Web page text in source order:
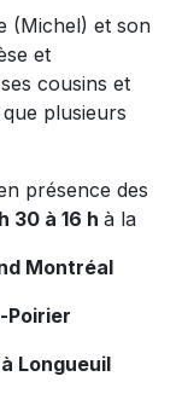
(Michel) et son
et
cousins et
plusieurs
présence des
30 à 16 h à la
Montréal
Poirier
Longueuil